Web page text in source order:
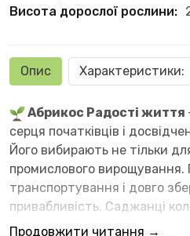
Висота дорослої рослини:
Опис Характеристики:
Абрикос Радості життя
серця початківців і
Його вибирають не тільки
промислового
транспортування і довго
привабливість. Саджанці
невибагливі в догляді,
Продовжити читання →